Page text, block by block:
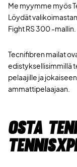
Me myymme myös
Löydät
Fight RS 300 -mallin.
Tecnifibren mailat
edistyksellisimmillä
pelaajille ja
ammattipelaajaan.
Osta